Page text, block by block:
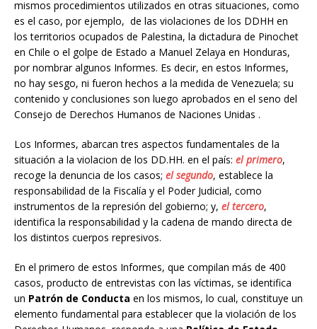
mismos procedimientos utilizados en otras situaciones, como
es el caso, por ejemplo, de las violaciones de los DDHH en
los territorios ocupados de Palestina, la dictadura de Pinochet
en Chile o el golpe de Estado a Manuel Zelaya en Honduras,
por nombrar algunos Informes. Es decir, en estos Informes,
no hay sesgo, ni fueron hechos a la medida de Venezuela; su
contenido y conclusiones son luego aprobados en el seno del
Consejo de Derechos Humanos de Naciones Unidas .
Los Informes, abarcan tres aspectos fundamentales de la
situación a la violacion de los DD.HH. en el país: el primero,
recoge la denuncia de los casos; el segundo, establece la
responsabilidad de la Fiscalía y el Poder Judicial, como
instrumentos de la represión del gobierno; y, el tercero,
identifica la responsabilidad y la cadena de mando directa de
los distintos cuerpos represivos.
En el primero de estos Informes, que compilan más de 400
casos, producto de entrevistas con las víctimas, se identifica
un Patrón de Conducta en los mismos, lo cual, constituye un
elemento fundamental para establecer que la violación de los